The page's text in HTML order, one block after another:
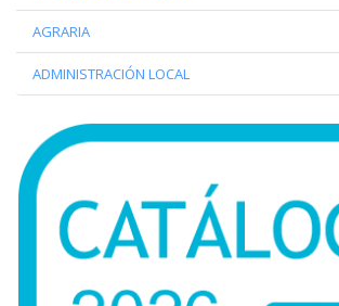
AGRARIA
ADMINISTRACIÓN LOCAL